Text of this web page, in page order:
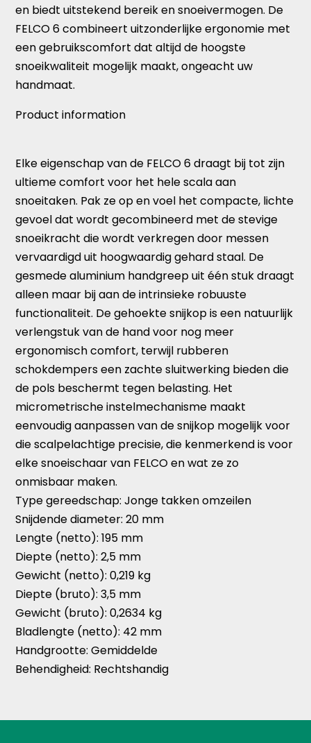
en biedt uitstekend bereik en snoeivermogen. De
FELCO 6 combineert uitzonderlijke ergonomie met
een gebruikscomfort dat altijd de hoogste
snoeikwaliteit mogelijk maakt, ongeacht uw
handmaat.
Product information
Elke eigenschap van de FELCO 6 draagt ​​bij tot zijn
ultieme comfort voor het hele scala aan
snoeitaken. Pak ze op en voel het compacte, lichte
gevoel dat wordt gecombineerd met de stevige
snoeikracht die wordt verkregen door messen
vervaardigd uit hoogwaardig gehard staal. De
gesmede aluminium handgreep uit één stuk draagt
​​alleen maar bij aan de intrinsieke robuuste
functionaliteit. De gehoekte snijkop is een natuurlijk
verlengstuk van de hand voor nog meer
ergonomisch comfort, terwijl rubberen
schokdempers een zachte sluitwerking bieden die
de pols beschermt tegen belasting. Het
micrometrische instelmechanisme maakt
eenvoudig aanpassen van de snijkop mogelijk voor
die scalpelachtige precisie, die kenmerkend is voor
elke snoeischaar van FELCO en wat ze zo
onmisbaar maken.
Type gereedschap:Jonge takken omzeilen
Snijdende diameter:20 mm
Lengte (netto):195 mm
Diepte (netto):2,5 mm
Gewicht (netto):0,219 kg
Diepte (bruto):3,5 mm
Gewicht (bruto):0,2634 kg
Bladlengte (netto): 42 mm
Handgrootte:Gemiddelde
Behendigheid: Rechtshandig